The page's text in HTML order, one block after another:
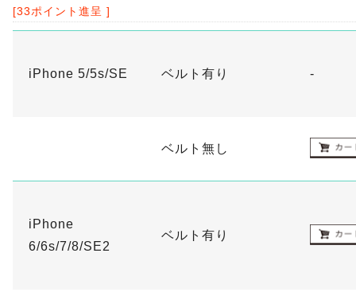
[33ポイント進呈 ]
iPhone 5/5s/SE ベルト有り -
ベルト無し
iPhone
6/6s/7/8/SE2
ベルト有り